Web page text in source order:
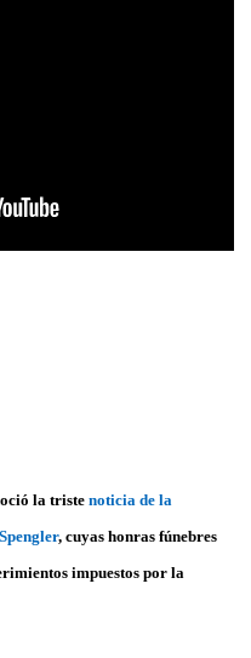
la triste noticia de la
, cuyas honras fúnebres
impuestos por la